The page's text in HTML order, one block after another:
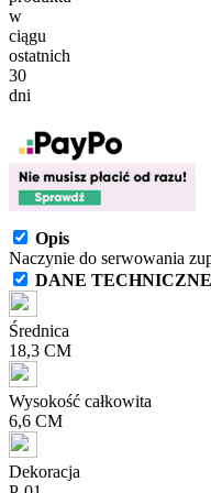
w
ciągu
ostatnich
30
dni
Opis
Naczynie do serwowania
DANE TECHNICZNE
Średnica
18,3 CM
Wysokość całkowita
6,6 CM
Dekoracja